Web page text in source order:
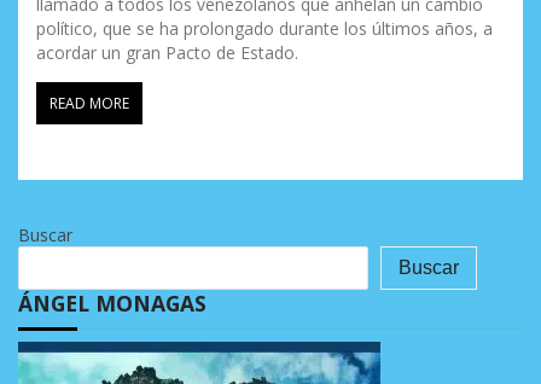
llamado a todos los venezolanos que anhelan un cambio
político, que se ha prolongado durante los últimos años, a
acordar un gran Pacto de Estado.
READ MORE
Buscar
Buscar
ÁNGEL MONAGAS